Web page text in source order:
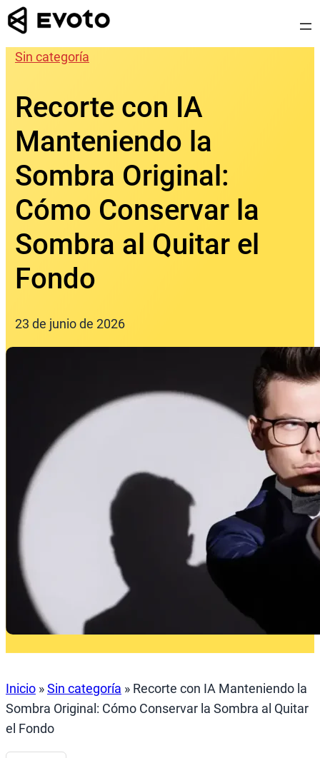
Saltar
al
contenido
Sin categoría
Recorte con IA
Manteniendo la
Sombra Original:
Cómo Conservar la
Sombra al Quitar el
Fondo
23 de junio de 2026
Inicio »Sin categoría » Recorte con IA Manteniendo la
Sombra Original: Cómo Conservar la Sombra al Quitar
el Fondo